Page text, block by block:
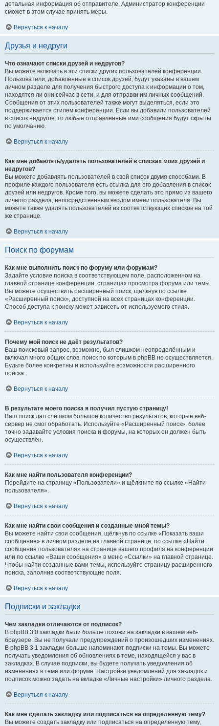
детальная информация об отправителе. Администратор конференции
сможет в этом случае принять меры.
Вернуться к началу
Друзья и недруги
Что означают списки друзей и недругов?
Вы можете включать в эти списки других пользователей конференции.
Пользователи, добавленные в список друзей, будут указаны в вашем
личном разделе для получения быстрого доступа к информации о том,
находятся ли они сейчас в сети, и для отправки им личных сообщений.
Сообщения от этих пользователей также могут выделяться, если это
поддерживается стилем конференции. Если вы добавили пользователей
в список недругов, то любые отправленные ими сообщения будут скрыты
по умолчанию.
Вернуться к началу
Как мне добавлять/удалять пользователей в списках моих друзей и
недругов?
Вы можете добавлять пользователей в свой список двумя способами. В
профиле каждого пользователя есть ссылка для его добавления в список
друзей или недругов. Кроме того, вы можете сделать это прямо из вашего
личного раздела, непосредственным вводом имени пользователя. Вы
можете также удалять пользователей из соответствующих списков на той
же странице.
Вернуться к началу
Поиск по форумам
Как мне выполнить поиск по форуму или форумам?
Задайте условие поиска в соответствующем поле, расположенном на
главной странице конференции, страницах просмотра форума или темы.
Вы можете осуществить расширенный поиск, щёлкнув по ссылке
«Расширенный поиск», доступной на всех страницах конференции.
Способ доступа к поиску может зависеть от используемого стиля.
Вернуться к началу
Почему мой поиск не даёт результатов?
Ваш поисковый запрос, возможно, был слишком неопределённым и
включал много общих слов, поиск по которым в phpBB не осуществляется.
Будьте более конкретны и используйте возможности расширенного
поиска.
Вернуться к началу
В результате моего поиска я получил пустую страницу!
Ваш поиск дал слишком большое количество результатов, которые веб-
сервер не смог обработать. Используйте «Расширенный поиск», более
точно задавайте условия поиска и форумы, на которых он должен быть
осуществлён.
Вернуться к началу
Как мне найти пользователя конференции?
Перейдите на страницу «Пользователи» и щёлкните по ссылке «Найти
пользователя».
Вернуться к началу
Как мне найти свои сообщения и созданные мной темы?
Вы можете найти свои сообщения, щёлкнув по ссылке «Показать ваши
сообщения» в личном разделе на главной странице, по ссылке «Найти
сообщения пользователя» на странице вашего профиля на конференции
или по ссылке «Ваши сообщения» в меню «Ссылки» на главной странице.
Чтобы найти созданные вами темы, используйте страницу расширенного
поиска, заполнив соответствующие поля.
Вернуться к началу
Подписки и закладки
Чем закладки отличаются от подписок?
В phpBB 3.0 закладки были больше похожи на закладки в вашем веб-
браузере. Вы не получали предупреждений о произошедших изменениях.
В phpBB 3.1 закладки больше напоминают подписки на темы. Вы можете
получать уведомления об обновлениях в теме, находящейся у вас в
закладках. В случае подписки, вы будете получать уведомления об
изменениях в теме или форуме. Настройки уведомлений для закладок и
подписок можно задать на вкладке «Личные настройки» личного раздела.
Вернуться к началу
Как мне сделать закладку или подписаться на определённую тему?
Вы можете создать закладку или подписаться на определённую тему,